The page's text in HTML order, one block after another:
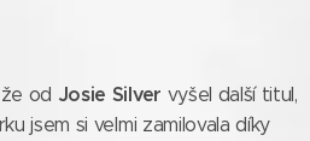
od Josie Silver vyšel další titul,
jsem si velmi zamilovala díky